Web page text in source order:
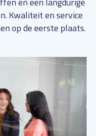
Kwaliteit en service
op de eerste plaats.